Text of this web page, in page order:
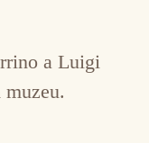
a Luigi